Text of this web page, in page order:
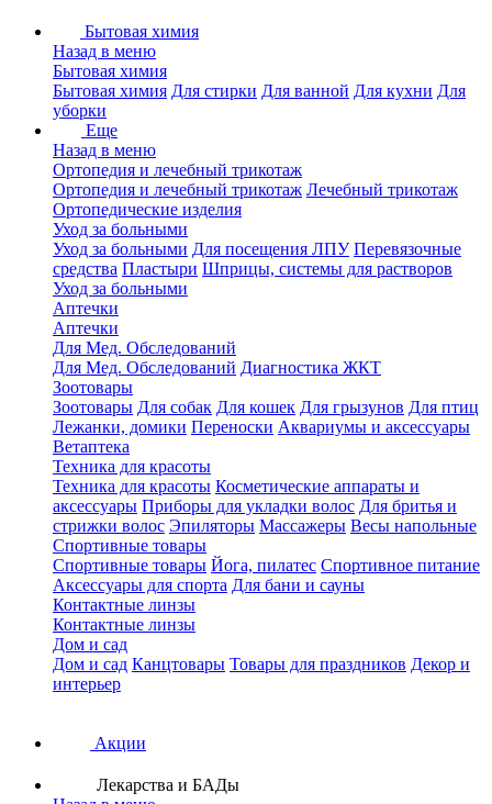
Бытовая химия
Назад в меню
Бытовая химия
Бытовая химия Для стирки Для ванной Для кухни Для
уборки
Еще
Назад в меню
Ортопедия и лечебный трикотаж
Ортопедия и лечебный трикотаж Лечебный трикотаж
Ортопедические изделия
Уход за больными
Уход за больными Для посещения ЛПУ Перевязочные
средства Пластыри Шприцы, системы для растворов
Уход за больными
Аптечки
Аптечки
Для Мед. Обследований
Для Мед. Обследований Диагностика ЖКТ
Зоотовары
Зоотовары Для собак Для кошек Для грызунов Для птиц
Лежанки, домики Переноски Аквариумы и аксессуары
Ветаптека
Техника для красоты
Техника для красоты Косметические аппараты и
аксессуары Приборы для укладки волос Для бритья и
стрижки волос Эпиляторы Массажеры Весы напольные
Спортивные товары
Спортивные товары Йога, пилатес Спортивное питание
Аксессуары для спорта Для бани и сауны
Контактные линзы
Контактные линзы
Дом и сад
Дом и сад Канцтовары Товары для праздников Декор и
интерьер
Акции
Лекарства и БАДы